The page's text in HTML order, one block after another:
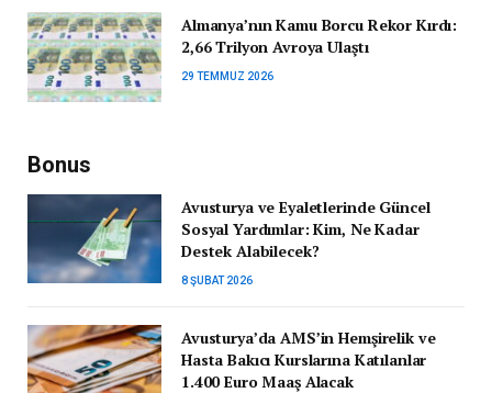
Almanya’nın Kamu Borcu Rekor Kırdı:
2,66 Trilyon Avroya Ulaştı
29 TEMMUZ 2026
Bonus
Avusturya ve Eyaletlerinde Güncel
Sosyal Yardımlar: Kim, Ne Kadar
Destek Alabilecek?
8 ŞUBAT 2026
Avusturya’da AMS’in Hemşirelik ve
Hasta Bakıcı Kurslarına Katılanlar
1.400 Euro Maaş Alacak